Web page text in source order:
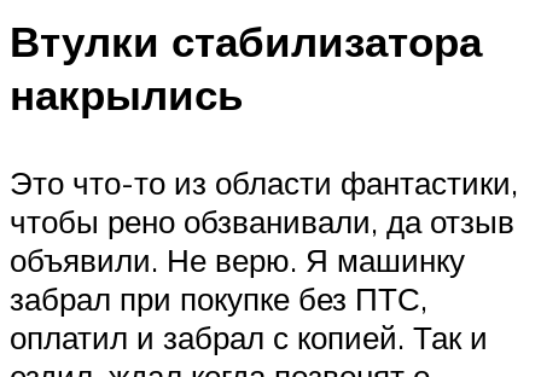
Втулки стабилизатора
накрылись
Это что-то из области фантастики,
чтобы рено обзванивали, да отзыв
объявили. Не верю. Я машинку
забрал при покупке без ПТС,
оплатил и забрал с копией. Так и